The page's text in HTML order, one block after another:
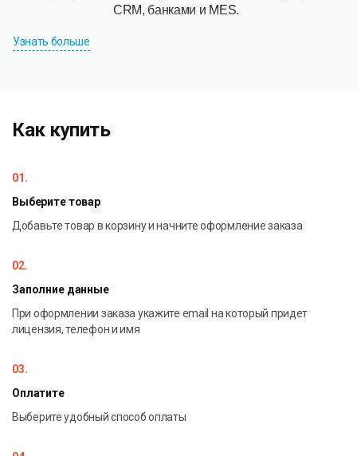
CRM, банками и MES.
Процесс
Основные функциональные возможности
Система обеспечивает планирование и контроль этапов
подготовки к выпуску продукции:
определение состава материалов, трудозатрат и
оборудования;
Узнать больше
Как купить
01.
Выберите товар
Добавьте товар в корзину и начните оформление заказа
02.
Заполние данные
При оформлении заказа укажите email на который придет
лицензия, телефон и имя
03.
Оплатите
Выберите удобный способ оплаты